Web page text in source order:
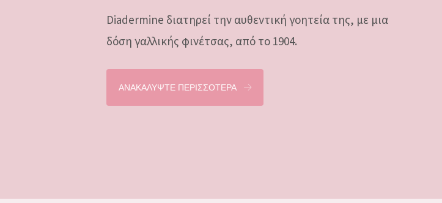
Diadermine διατηρεί την αυθεντική γοητεία της, με μια
δόση γαλλικής φινέτσας, από το 1904.
ΑΝΑΚΑΛΥΨΤΕ ΠΕΡΙΣΣΟΤΕΡΑ